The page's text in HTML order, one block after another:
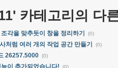
' 카테고리의 다
각을 맞추듯이 창을 정리하기 (0)
처럼 여러 개의 작업 공간 만들기 (0)
26257.5000 (0)
이 추가되었습니다! (0)